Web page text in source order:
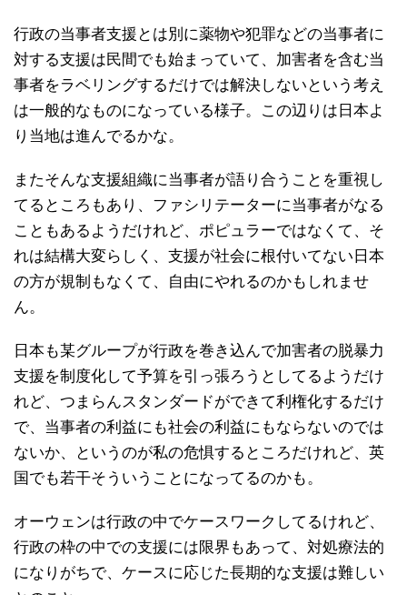
行政の当事者支援とは別に薬物や犯罪などの当事者に
対する支援は民間でも始まっていて、加害者を含む当
事者をラベリングするだけでは解決しないという考え
は一般的なものになっている様子。この辺りは日本よ
り当地は進んでるかな。
またそんな支援組織に当事者が語り合うことを重視し
てるところもあり、ファシリテーターに当事者がなる
こともあるようだけれど、ポピュラーではなくて、そ
れは結構大変らしく、支援が社会に根付いてない日本
の方が規制もなくて、自由にやれるのかもしれませ
ん。
日本も某グループが行政を巻き込んで加害者の脱暴力
支援を制度化して予算を引っ張ろうとしてるようだけ
れど、つまらんスタンダードができて利権化するだけ
で、当事者の利益にも社会の利益にもならないのでは
ないか、というのが私の危惧するところだけれど、英
国でも若干そういうことになってるのかも。
オーウェンは行政の中でケースワークしてるけれど、
行政の枠の中での支援には限界もあって、対処療法的
になりがちで、ケースに応じた長期的な支援は難しい